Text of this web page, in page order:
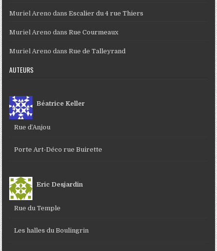
Muriel Areno dansEscalier du 4 rue Thiers
Muriel Areno dansRue Courmeaux
Muriel Areno dansRue de Talleyrand
AUTEURS
Béatrice Keller
Rue d’Anjou
Porte Art-Déco rue Buirette
Eric Desjardin
Rue du Temple
Les halles du Boulingrin